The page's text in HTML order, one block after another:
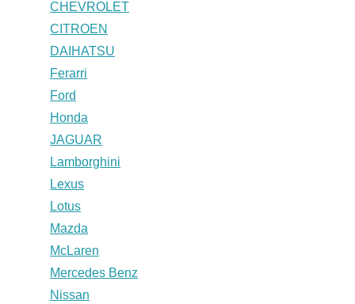
CHEVROLET
CITROEN
DAIHATSU
Ferarri
Ford
Honda
JAGUAR
Lamborghini
Lexus
Lotus
Mazda
McLaren
Mercedes Benz
Nissan